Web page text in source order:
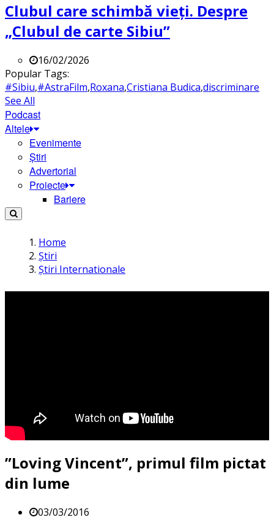
Clubul care schimbă vieți. Despre
„Clubul de carte Sibiu”
16/02/2026
Popular Tags:
#Sibiu,#AstraFilm,Roxana,Cristiana Budica,discriminare
See All
Podcast
Altele
Evenimente
Știri
Advertorial
Proiecte
Bariere
Home
Știri
Știri Internationale
”Loving Vincent”, primul film pictat
din lume
03/03/2016